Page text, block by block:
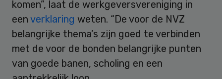
komen”, laat de werkgeversvereniging in
een verklaring weten. “De voor de NVZ
belangrijke thema’s zijn goed te verbinden
met de voor de bonden belangrijke punten
van goede banen, scholing en een